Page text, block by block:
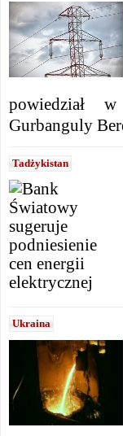
powiedział
Gurbanguly
Tadżykistan
Ukraina